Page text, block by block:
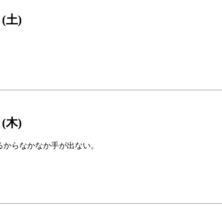
(土)
(木)
らなかなか手が出ない。